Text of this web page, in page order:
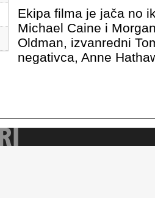
Ekipa filma je jača no
Michael Caine i
Oldman, izvanredni
negativca, Anne